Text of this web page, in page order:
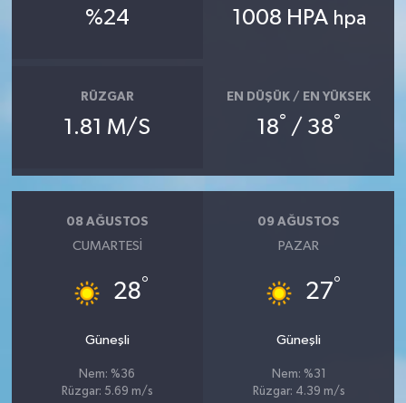
%24 1008 HPA hpa
RÜZGAR
1.81 M/S
EN DÜŞÜK / EN YÜKSEK
18° / 38°
08 AĞUSTOS
CUMARTESI
28°
Güneşli
Nem: %36
Rüzgar: 5.69 m/s
09 AĞUSTOS
PAZAR
27°
Güneşli
Nem: %31
Rüzgar: 4.39 m/s